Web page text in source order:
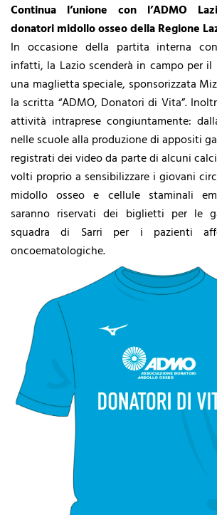
Continua l’unione con l’ADMO
donatori midollo osseo della Regione
In occasione della partita interna
infatti, la Lazio scenderà in campo per
una maglietta speciale, sponsorizzata
la scritta “ADMO, Donatori di Vita”.
attività intraprese congiuntamente:
nelle scuole alla produzione di appositi
registrati dei video da parte di alcuni
volti proprio a sensibilizzare i giovani
midollo osseo e cellule staminali
saranno riservati dei biglietti per le
squadra di Sarri per i pazienti
oncoematologiche.